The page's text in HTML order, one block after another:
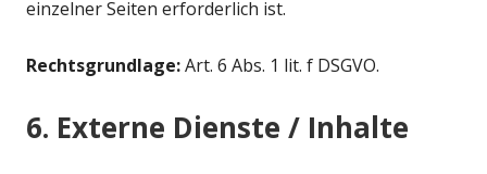
einzelner Seiten erforderlich ist.
Rechtsgrundlage:Art. 6 Abs. 1 lit. f DSGVO.
6. Externe Dienste / Inhalte